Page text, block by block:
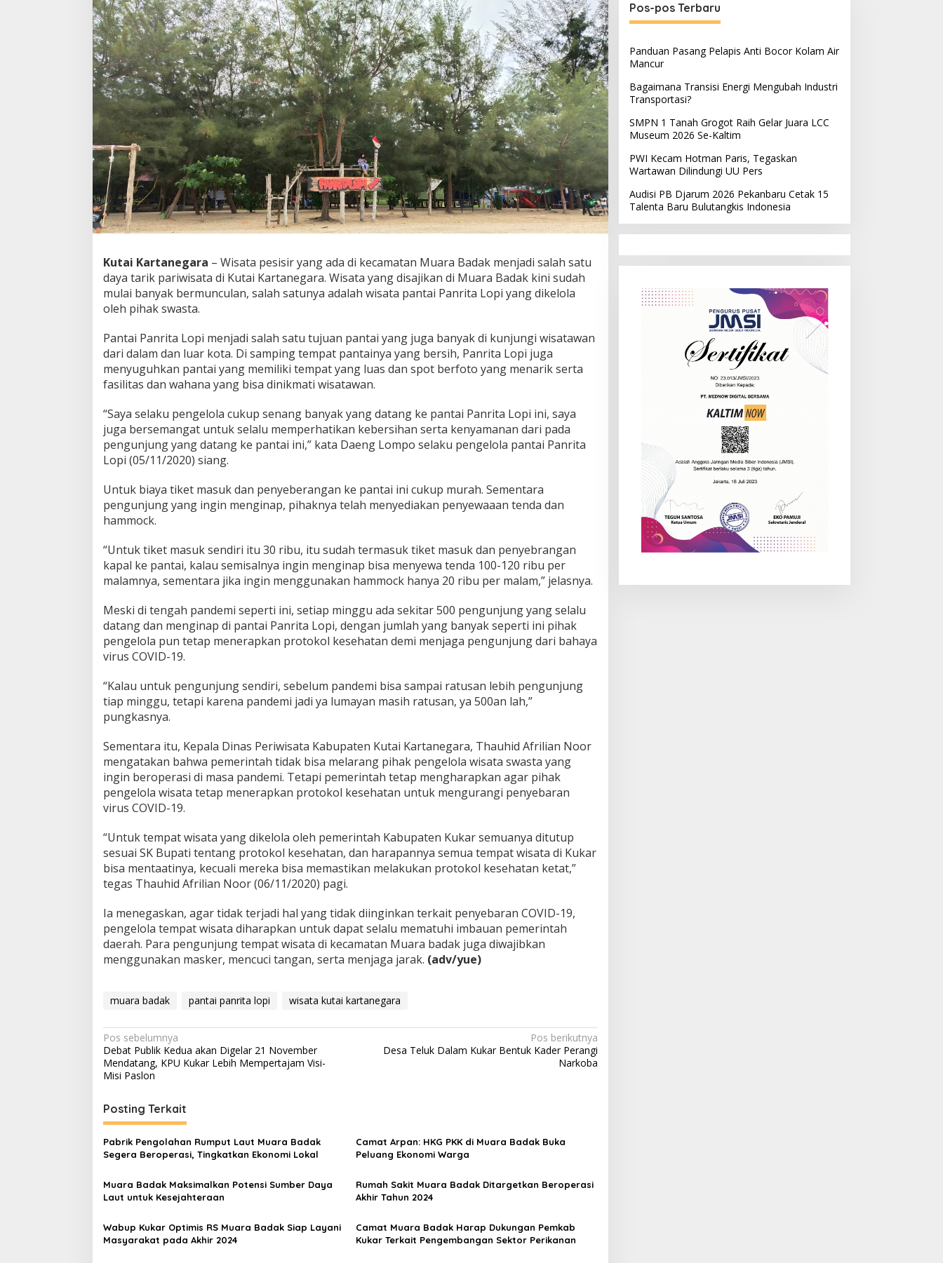
Kenyamanan
Wisatawan
Kutai Kartanegara – Wisata pesisir yang ada di kecamatan Muara Badak menjadi salah satu
daya tarik pariwisata di Kutai Kartanegara. Wisata yang disajikan di Muara Badak kini sudah
mulai banyak bermunculan, salah satunya adalah wisata pantai Panrita Lopi yang dikelola
oleh pihak swasta.
Pantai Panrita Lopi menjadi salah satu tujuan pantai yang juga banyak di kunjungi wisatawan
dari dalam dan luar kota. Di samping tempat pantainya yang bersih, Panrita Lopi juga
menyuguhkan pantai yang memiliki tempat yang luas dan spot berfoto yang menarik serta
fasilitas dan wahana yang bisa dinikmati wisatawan.
“Saya selaku pengelola cukup senang banyak yang datang ke pantai Panrita Lopi ini, saya
juga bersemangat untuk selalu memperhatikan kebersihan serta kenyamanan dari pada
pengunjung yang datang ke pantai ini,” kata Daeng Lompo selaku pengelola pantai Panrita
Lopi (05/11/2020) siang.
Untuk biaya tiket masuk dan penyeberangan ke pantai ini cukup murah. Sementara
pengunjung yang ingin menginap, pihaknya telah menyediakan penyewaaan tenda dan
hammock.
“Untuk tiket masuk sendiri itu 30 ribu, itu sudah termasuk tiket masuk dan penyebrangan
kapal ke pantai, kalau semisalnya ingin menginap bisa menyewa tenda 100-120 ribu per
malamnya, sementara jika ingin menggunakan hammock hanya 20 ribu per malam,” jelasnya.
Meski di tengah pandemi seperti ini, setiap minggu ada sekitar 500 pengunjung yang selalu
datang dan menginap di pantai Panrita Lopi, dengan jumlah yang banyak seperti ini pihak
pengelola pun tetap menerapkan protokol kesehatan demi menjaga pengunjung dari bahaya
virus COVID-19.
“Kalau untuk pengunjung sendiri, sebelum pandemi bisa sampai ratusan lebih pengunjung
tiap minggu, tetapi karena pandemi jadi ya lumayan masih ratusan, ya 500an lah,”
pungkasnya.
Sementara itu, Kepala Dinas Periwisata Kabupaten Kutai Kartanegara, Thauhid Afrilian Noor
mengatakan bahwa pemerintah tidak bisa melarang pihak pengelola wisata swasta yang
ingin beroperasi di masa pandemi. Tetapi pemerintah tetap mengharapkan agar pihak
pengelola wisata tetap menerapkan protokol kesehatan untuk mengurangi penyebaran
virus COVID-19.
“Untuk tempat wisata yang dikelola oleh pemerintah Kabupaten Kukar semuanya ditutup
sesuai SK Bupati tentang protokol kesehatan, dan harapannya semua tempat wisata di Kukar
bisa mentaatinya, kecuali mereka bisa memastikan melakukan protokol kesehatan ketat,”
tegas Thauhid Afrilian Noor (06/11/2020) pagi.
Ia menegaskan, agar tidak terjadi hal yang tidak diinginkan terkait penyebaran COVID-19,
pengelola tempat wisata diharapkan untuk dapat selalu mematuhi imbauan pemerintah
daerah. Para pengunjung tempat wisata di kecamatan Muara badak juga diwajibkan
menggunakan masker, mencuci tangan, serta menjaga jarak. (adv/yue)
muara badak pantai panrita lopi wisata kutai kartanegara
Navigasi
pos
Pos sebelumnya
Debat Publik Kedua akan Digelar 21 November
Mendatang, KPU Kukar Lebih Mempertajam Visi-
Misi Paslon
Pos berikutnya
Desa Teluk Dalam Kukar Bentuk Kader Perangi
Narkoba
Posting Terkait
Pabrik Pengolahan Rumput Laut Muara Badak
Segera Beroperasi, Tingkatkan Ekonomi Lokal
Camat Arpan: HKG PKK di Muara Badak Buka
Peluang Ekonomi Warga
Muara Badak Maksimalkan Potensi Sumber Daya
Laut untuk Kesejahteraan
Rumah Sakit Muara Badak Ditargetkan Beroperasi
Akhir Tahun 2024
Wabup Kukar Optimis RS Muara Badak Siap Layani
Masyarakat pada Akhir 2024
Camat Muara Badak Harap Dukungan Pemkab
Kukar Terkait Pengembangan Sektor Perikanan
Pos-pos Terbaru
Panduan Pasang Pelapis Anti Bocor Kolam Air
Mancur
Bagaimana Transisi Energi Mengubah Industri
Transportasi?
SMPN 1 Tanah Grogot Raih Gelar Juara LCC
Museum 2026 Se-Kaltim
PWI Kecam Hotman Paris, Tegaskan
Wartawan Dilindungi UU Pers
Audisi PB Djarum 2026 Pekanbaru Cetak 15
Talenta Baru Bulutangkis Indonesia